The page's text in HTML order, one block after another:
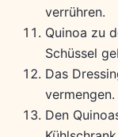
verrühren.
Quinoa zu
Schüssel
Das
vermengen.
Den